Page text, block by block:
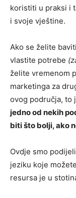
koristiti u praksi i
i svoje vještine.
Ako se želite
vlastite potrebe
želite vremenom
marketinga za
ovog područja, to
jedno od nekih
biti što bolji, ako
Ovdje smo
jeziku koje
resursa je u